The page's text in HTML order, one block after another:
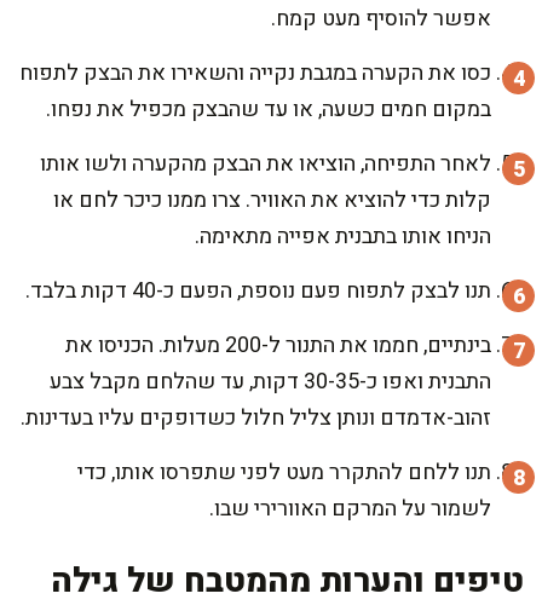
אפשר להוסיף מעט קמח.
כסו את הקערה במגבת נקייה והשאירו את הבצק לתפוח
במקום חמים כשעה, או עד שהבצק מכפיל את נפחו.
לאחר התפיחה, הוציאו את הבצק מהקערה ולשו אותו
קלות כדי להוציא את האוויר. צרו ממנו כיכר לחם או
הניחו אותו בתבנית אפייה מתאימה.
תנו לבצק לתפוח פעם נוספת, הפעם כ-40 דקות בלבד.
בינתיים, חממו את התנור ל-200 מעלות. הכניסו את
התבנית ואפו כ-30-35 דקות, עד שהלחם מקבל צבע
זהוב-אדמדם ונותן צליל חלול כשדופקים עליו בעדינות.
תנו ללחם להתקרר מעט לפני שתפרסו אותו, כדי
לשמור על המרקם האוורירי שבו.
טיפים והערות מהמטבח של גילה